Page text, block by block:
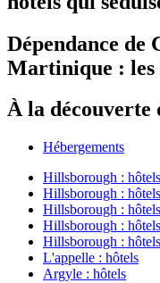
Dépendance de
Martinique :
À la découverte
Hébergements
Hillsborough :
Hillsborough :
Hillsborough :
Hillsborough :
Hillsborough : hôtels
L'appelle : hôtels
Argyle : hôtels